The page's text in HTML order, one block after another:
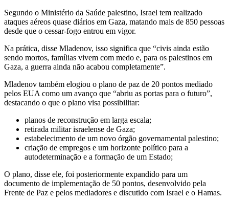
Segundo o Ministério da Saúde palestino, Israel tem realizado
ataques aéreos quase diários em Gaza, matando mais de 850 pessoas
desde que o cessar-fogo entrou em vigor.
Na prática, disse Mladenov, isso significa que “civis ainda estão
sendo mortos, famílias vivem com medo e, para os palestinos em
Gaza, a guerra ainda não acabou completamente”.
Mladenov também elogiou o plano de paz de 20 pontos mediado
pelos EUA como um avanço que “abriu as portas para o futuro”,
destacando o que o plano visa possibilitar:
planos de reconstrução em larga escala;
retirada militar israelense de Gaza;
estabelecimento de um novo órgão governamental palestino;
criação de empregos e um horizonte político para a
autodeterminação e a formação de um Estado;
O plano, disse ele, foi posteriormente expandido para um
documento de implementação de 50 pontos, desenvolvido pela
Frente de Paz e pelos mediadores e discutido com Israel e o Hamas.